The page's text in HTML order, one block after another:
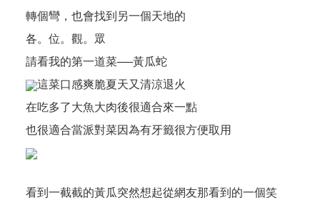
轉個彎，也會找到另一個天地的
各。位。觀。眾
請看我的第一道菜──黃瓜蛇
這菜口感爽脆夏天又清涼退火
在吃多了大魚大肉後很適合來一點
也很適合當派對菜因為有牙籤很方便取用
看到一截截的黃瓜突然想起從網友那看到的一個笑